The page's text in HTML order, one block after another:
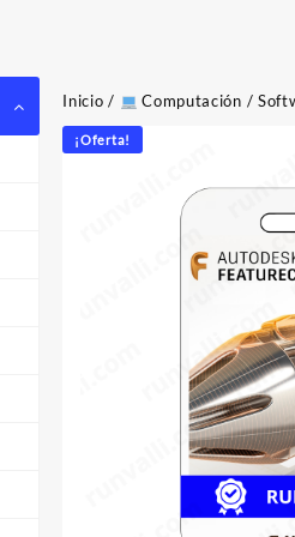
Inicio / Computación /
¡Oferta!